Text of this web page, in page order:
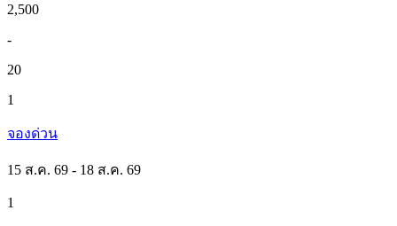
2,500
-
20
1
จองด่วน
15 ส.ค. 69 - 18 ส.ค. 69
1